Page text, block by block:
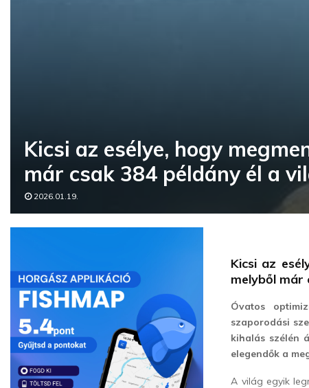
Kicsi az esélye, hogy
már csak 384 példány él a
2026.01.19.
Kicsi az
melyből már
Óvatos
szaporodási
kihalás szélén
elegendők a
A világ egyik